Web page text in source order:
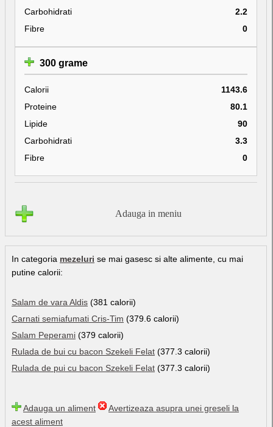
Carbohidrati
2.2
Fibre
0
300 grame
Calorii
1143.6
Proteine
80.1
Lipide
90
Carbohidrati
3.3
Fibre
0
Adauga in meniu
In categoria mezeluri se mai gasesc si alte alimente, cu mai
putine calorii:
Salam de vara Aldis (381 calorii)
Carnati semiafumati Cris-Tim (379.6 calorii)
Salam Peperami (379 calorii)
Rulada de bui cu bacon Szekeli Felat (377.3 calorii)
Rulada de pui cu bacon Szekeli Felat (377.3 calorii)
Adauga un aliment
Avertizeaza asupra unei greseli la
acest aliment